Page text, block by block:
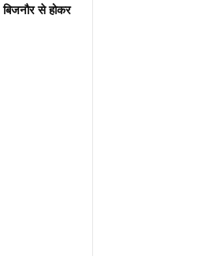
बिजनौर से होकर